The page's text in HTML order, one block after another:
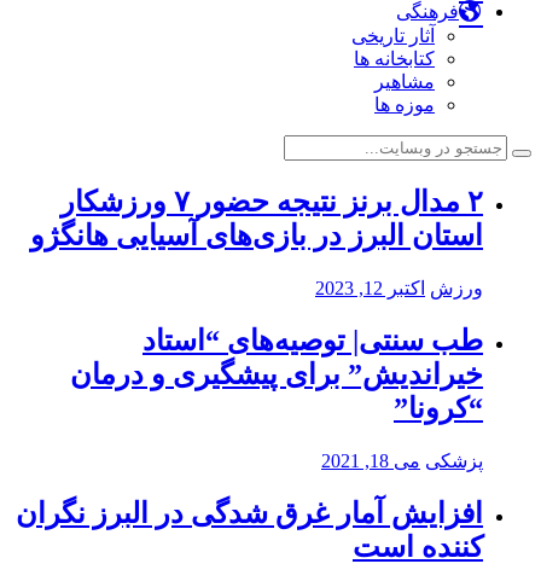
فرهنگی
آثار تاریخی
کتابخانه ها
مشاهیر
موزه ها
۲ مدال برنز نتیجه حضور ۷ ورزشکار
استان البرز در بازی‌های آسیایی هانگژو
ورزش اکتبر 12, 2023
طب سنتی| توصیه‌‌های “استاد
خیراندیش” برای پیشگیری و درمان
“کرونا”
پزشکی می 18, 2021
افزایش آمار غرق شدگی در البرز نگران
کننده است